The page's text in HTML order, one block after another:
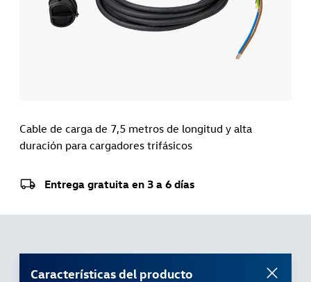
Cable de carga de 7,5 metros de longitud y alta
duración para cargadores trifásicos
Entrega gratuita en 3 a 6 días
Características del producto